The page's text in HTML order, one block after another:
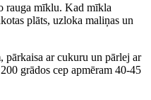
rauga mīklu. Kad mīkla
plāts, uzloka maliņas un
pārkaisa ar cukuru un pārlej ar
grādos cep apmēram 40-45